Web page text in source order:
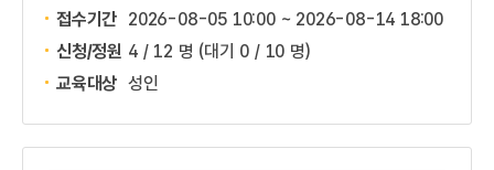
접수기간 2026-08-05 10:00 ~ 2026-08-14 18:00
신청/정원 4 / 12 명 (대기 0 / 10 명)
교육대상 성인